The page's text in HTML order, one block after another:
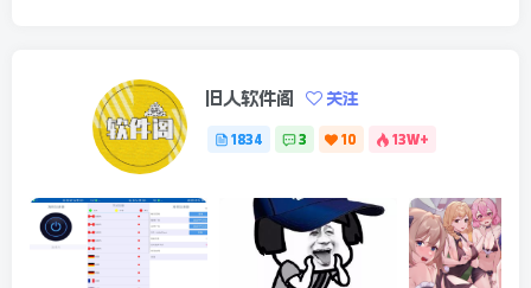
下载链接
旧人软件阁 关注
1834 3 10 13W+